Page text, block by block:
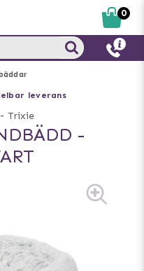
leverans
- Trixie
-
0